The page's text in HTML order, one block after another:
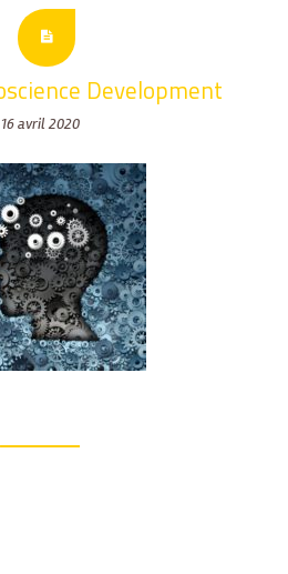
Development
16 avril 2020